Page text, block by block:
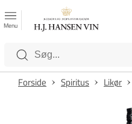
Kategorier
Menu
Forside Spiritus Likør